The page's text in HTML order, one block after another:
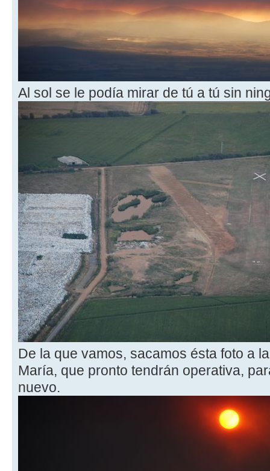
Al sol se le podía mirar de tú a tú sin
De la que vamos, sacamos ésta foto a
María, que pronto tendrán operativa,
nuevo.